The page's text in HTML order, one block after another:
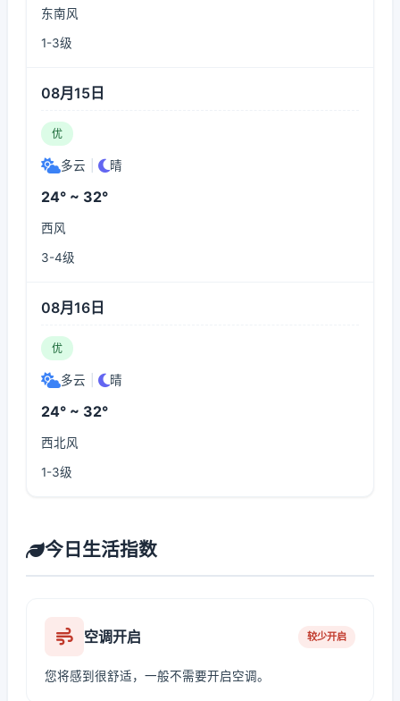
东南风
1-3级
08月15日
优
多云 晴
24° ~ 32°
西风
3-4级
08月16日
优
多云 晴
24° ~ 32°
西北风
1-3级
今日生活指数
空调开启 较少开启
您将感到很舒适，一般不需要开启空调。